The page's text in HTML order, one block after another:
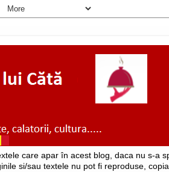
care apar în acest blog, daca nu s-a
si/sau textele nu pot fi reproduse,